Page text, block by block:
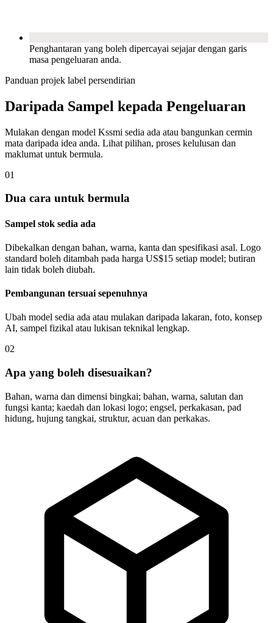
Penghantaran yang boleh dipercayai sejajar dengan garis
masa pengeluaran anda.
Panduan projek label persendirian
Daripada Sampel kepada Pengeluaran
Mulakan dengan model Kssmi sedia ada atau bangunkan cermin
mata daripada idea anda. Lihat pilihan, proses kelulusan dan
maklumat untuk bermula.
01
Dua cara untuk bermula
Sampel stok sedia ada
Dibekalkan dengan bahan, warna, kanta dan spesifikasi asal. Logo
standard boleh ditambah pada harga US$15 setiap model; butiran
lain tidak boleh diubah.
Pembangunan tersuai sepenuhnya
Ubah model sedia ada atau mulakan daripada lakaran, foto, konsep
AI, sampel fizikal atau lukisan teknikal lengkap.
02
Apa yang boleh disesuaikan?
Bahan, warna dan dimensi bingkai; bahan, warna, salutan dan
fungsi kanta; kaedah dan lokasi logo; engsel, perkakasan, pad
hidung, hujung tangkai, struktur, acuan dan perkakas.